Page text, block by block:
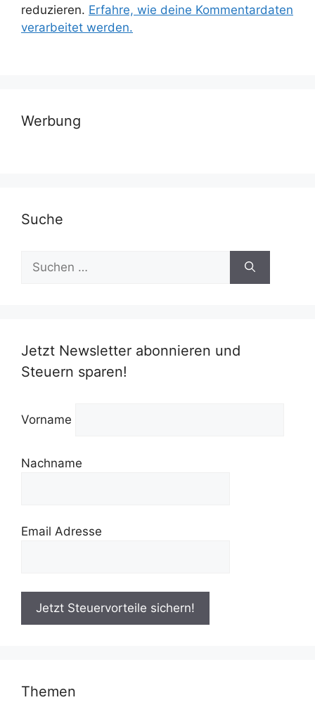
reduzieren. Erfahre, wie deine Kommentardaten
verarbeitet werden.
Werbung
Suche
Suchen
nach:
Jetzt Newsletter abonnieren und
Steuern sparen!
Vorname
Nachname
Email Adresse
Themen